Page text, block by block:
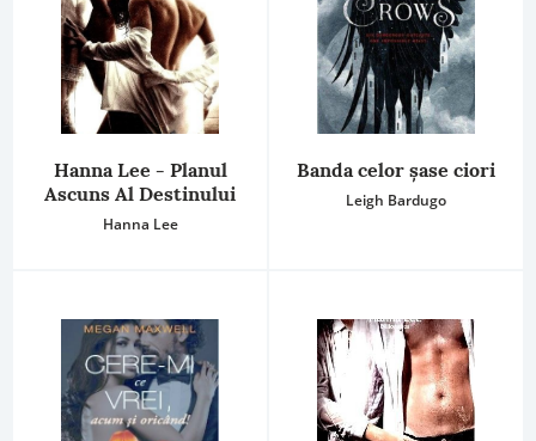
Hanna Lee - Planul
Ascuns Al Destinului
Hanna Lee
Banda celor șase ciori
Leigh Bardugo